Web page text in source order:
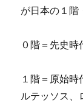
が日本の１階
０階＝先史時
１階＝原始
ルテッソス、